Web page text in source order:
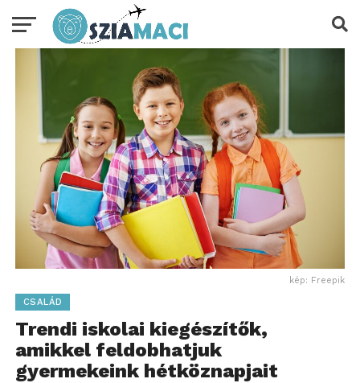
kép: Freepik
CSALÁD
Trendi iskolai kiegészítők,
amikkel feldobhatjuk
gyermekeink hétköznapjait